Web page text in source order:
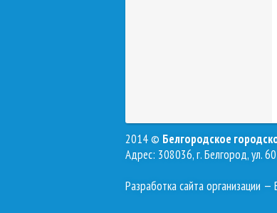
2014 © Белгородское
Адрес: 308036, г. Белгород, ул.
Разработка сайта организации —